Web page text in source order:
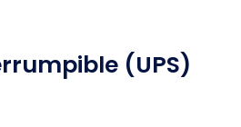
(UPS)